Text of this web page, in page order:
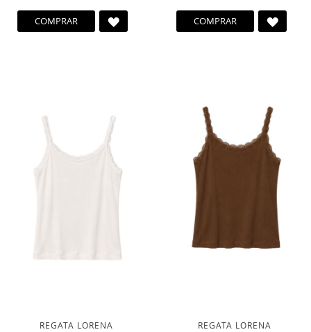
COMPRAR
ADICIONAR
COMPRAR
REGATA LORENA REGATA LORENA